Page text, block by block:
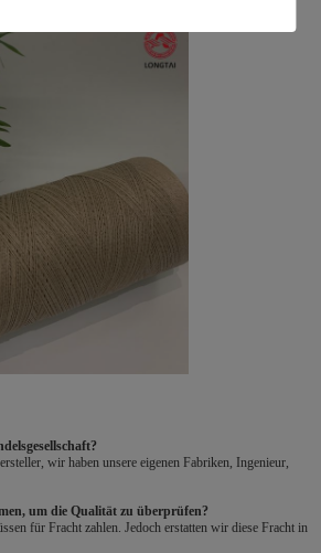
wir haben unsere eigenen Fabriken, Ingenieur,
um die Qualität zu überprüfen?
für Fracht zahlen. Jedoch erstatten wir diese Fracht in